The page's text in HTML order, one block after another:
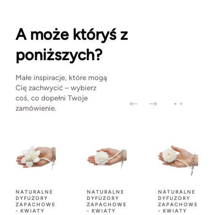
A może któryś z
poniższych?
Małe inspiracje, które mogą
Cię zachwycić – wybierz
coś, co dopełni Twoje
zamówienie.
NATURALNE
DYFUZORY
ZAPACHOWE
- KWIATY
NATURALNE
DYFUZORY
ZAPACHOWE
- KWIATY
NATURALNE
DYFUZORY
ZAPACHOWE
- KWIATY